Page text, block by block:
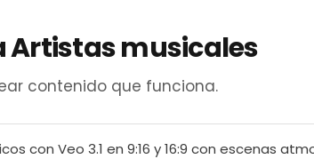
Artistas musicales
contenido que funciona.
con Veo 3.1 en 9:16 y 16:9 con escenas